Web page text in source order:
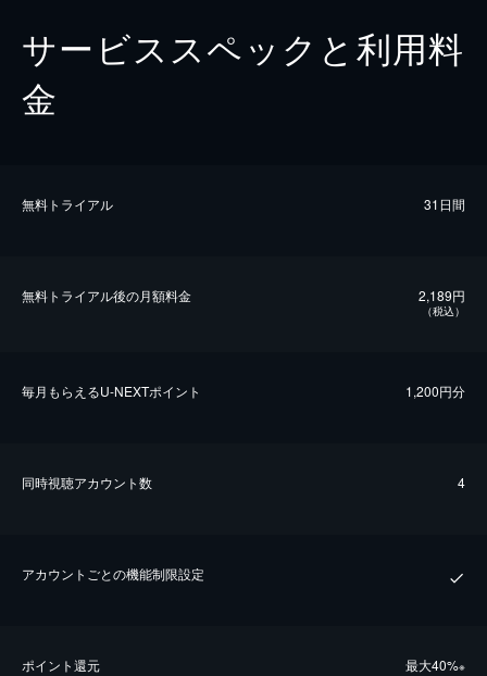
サービススペックと利用料
金
無料トライアル 31日間
無料トライアル後の⽉額料金 2,189円
（税込）
毎⽉もらえるU-NEXTポイント 1,200円分
同時視聴アカウント数 4
アカウントごとの機能制限設定
ポイント還元 最⼤40%※